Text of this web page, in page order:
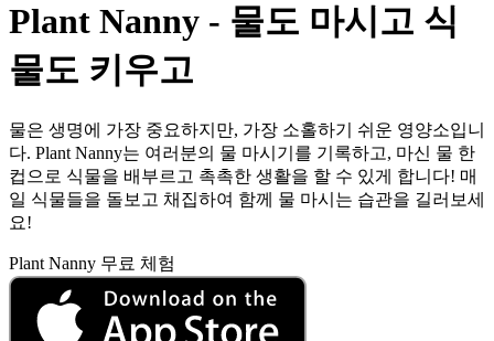
Plant Nanny - 물도 마시고 식
물도 키우고
물은 생명에 가장 중요하지만, 가장 소홀하기 쉬운 영양소입니
다. Plant Nanny는 여러분의 물 마시기를 기록하고, 마신 물 한
컵으로 식물을 배부르고 촉촉한 생활을 할 수 있게 합니다! 매
일 식물들을 돌보고 채집하여 함께 물 마시는 습관을 길러보세
요!
Plant Nanny 무료 체험